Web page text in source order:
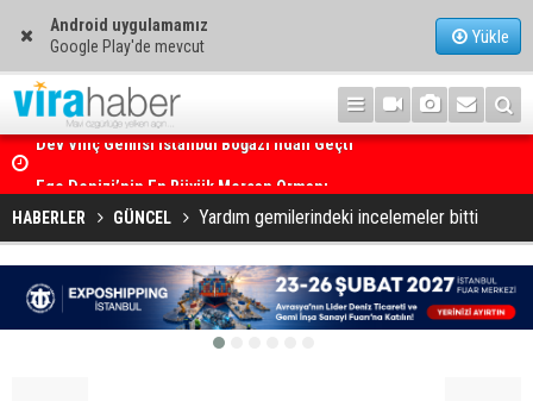
Android uygulamamız
Google Play'de mevcut
Yükle
HABERLER GÜNCEL Yardım gemilerindeki incelemeler bitti